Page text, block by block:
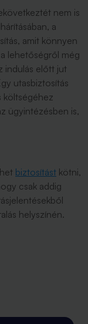
nem is
a
amit könnyen
lehetőségről még
indulás előtt jut
utasbiztosítás
költségéhez
ügyintézésben is,
biztosítást kötni,
csak addig
helyszínén.